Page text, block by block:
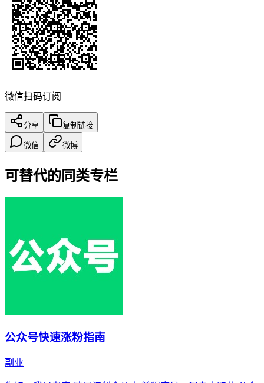
微信扫码订阅
分享 复制链接
微信 微博
可替代的同类专栏
公众号快速涨粉指南
副业